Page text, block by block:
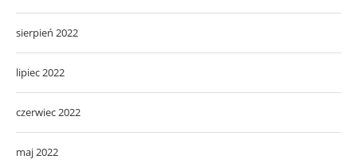
sierpień 2022
lipiec 2022
czerwiec 2022
maj 2022